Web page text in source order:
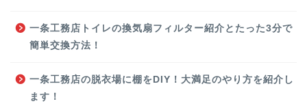
一条工務店トイレの換気扇フィルター紹介とたった3分で
簡単交換方法！
一条工務店の脱衣場に棚をDIY！大満足のやり方を紹介し
ます！